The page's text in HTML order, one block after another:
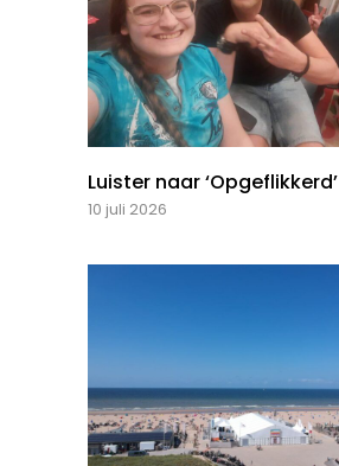
Luister naar ‘Opgeflikkerd’
10 juli 2026